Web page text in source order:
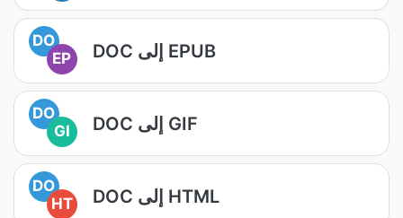
DO
EP
DOC إلى EPUB
DO
GI
DOC إلى GIF
DO
HT
DOC إلى HTML